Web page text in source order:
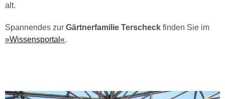
alt.
Spannendes zur Gärtnerfamilie Terscheck finden Sie im
»Wissensportal«.